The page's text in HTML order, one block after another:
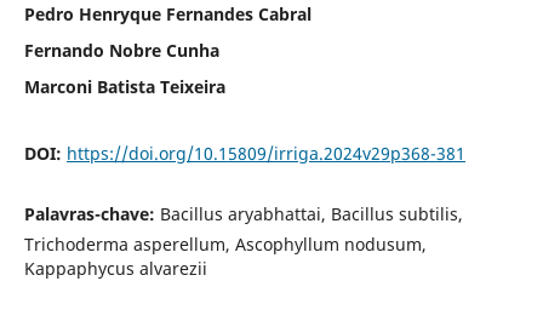
Pedro Henryque Fernandes Cabral
Fernando Nobre Cunha
Marconi Batista Teixeira
DOI: https://doi.org/10.15809/irriga.2024v29p368-381
Palavras-chave: Bacillus aryabhattai, Bacillus subtilis,
Trichoderma asperellum, Ascophyllum nodusum,
Kappaphycus alvarezii